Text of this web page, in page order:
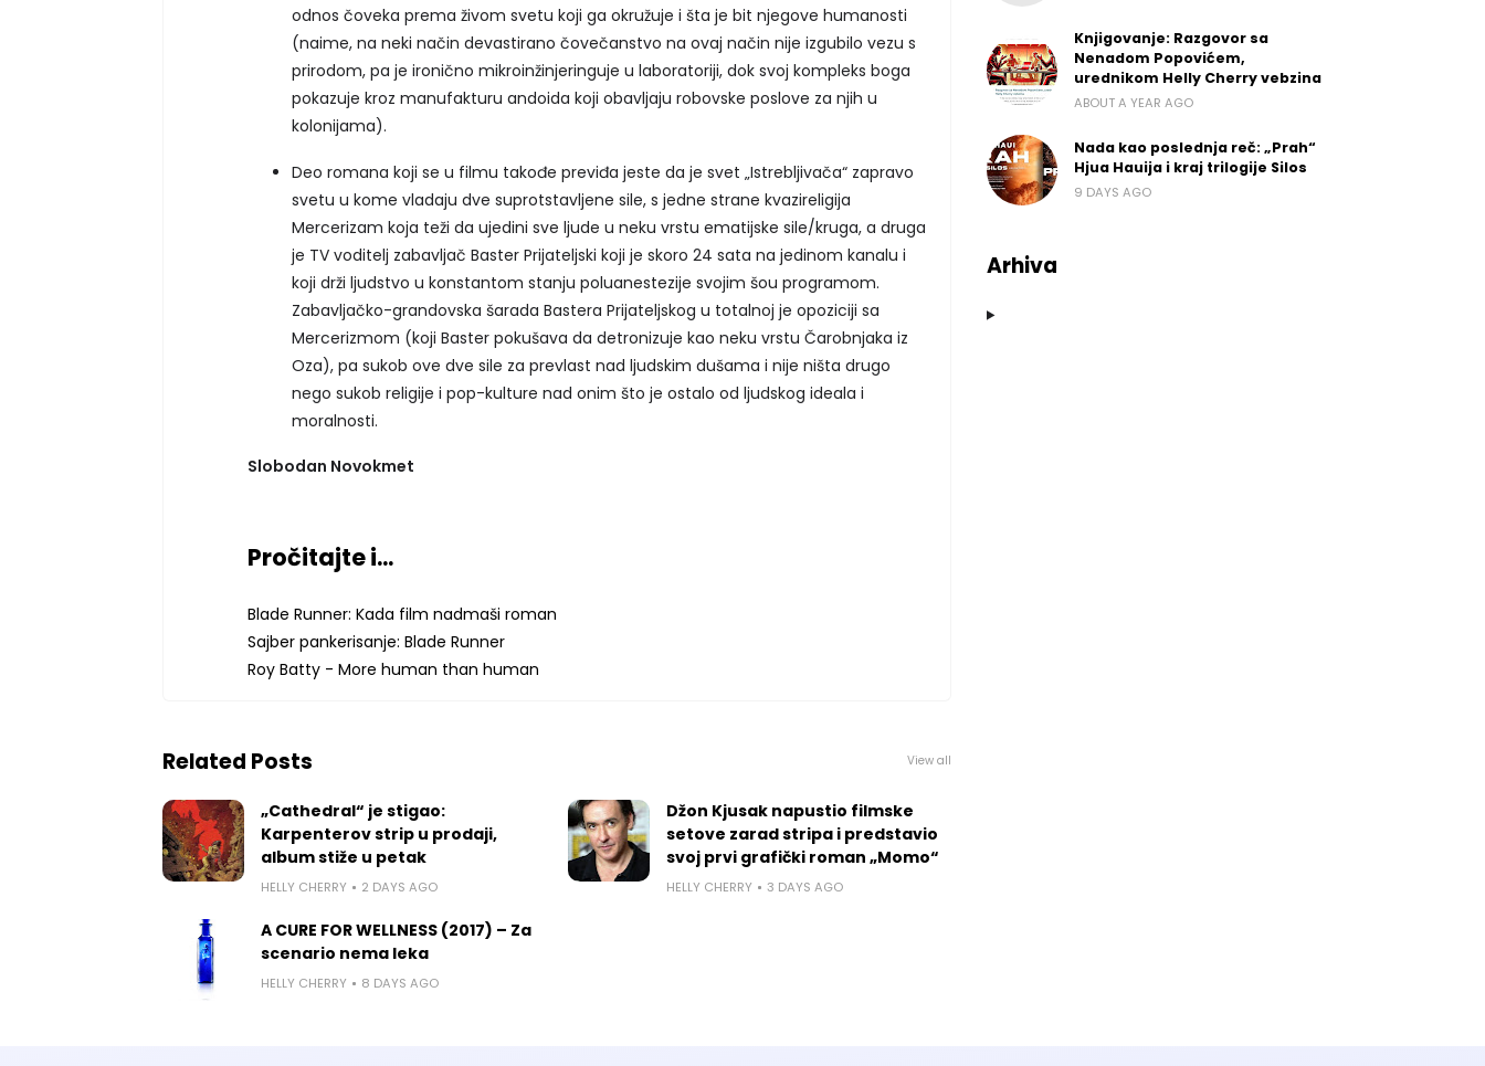
odnos čoveka prema živom svetu koji ga okružuje i šta je bit njegove humanosti
(naime, na neki način devastirano čovečanstvo na ovaj način nije izgubilo vezu s
prirodom, pa je ironično mikroinžinjeringuje u laboratoriji, dok svoj kompleks boga
pokazuje kroz manufakturu andoida koji obavljaju robovske poslove za njih u
kolonijama).
Deo romana koji se u filmu takođe previđa jeste da je svet „Istrebljivača“ zapravo
svetu u kome vladaju dve suprotstavljene sile, s jedne strane kvazireligija
Mercerizam koja teži da ujedini sve ljude u neku vrstu ematijske sile/kruga, a druga
je TV voditelj zabavljač Baster Prijateljski koji je skoro 24 sata na jedinom kanalu i
koji drži ljudstvo u konstantom stanju poluanestezije svojim šou programom.
Zabavljačko-grandovska šarada Bastera Prijateljskog u totalnoj je opoziciji sa
Mercerizmom (koji Baster pokušava da detronizuje kao neku vrstu Čarobnjaka iz
Oza), pa sukob ove dve sile za prevlast nad ljudskim dušama i nije ništa drugo
nego sukob religije i pop-kulture nad onim što je ostalo od ljudskog ideala i
moralnosti.
Slobodan Novokmet
Pročitajte i...
Blade Runner: Kada film nadmaši roman
Sajber pankerisanje: Blade Runner
Roy Batty - More human than human
Related Posts View all
„Cathedral“ je stigao:
Karpenterov strip u prodaji,
album stiže u petak
HELLY CHERRY 2 DAYS AGO
Džon Kjusak napustio filmske
setove zarad stripa i predstavio
svoj prvi grafički roman „Momo“
HELLY CHERRY 3 DAYS AGO
A CURE FOR WELLNESS (2017) – Za
scenario nema leka
HELLY CHERRY 8 DAYS AGO
Knjigovanje: Razgovor sa
Nenadom Popovićem,
urednikom Helly Cherry vebzina
ABOUT A YEAR AGO
Nada kao poslednja reč: „Prah“
Hjua Hauija i kraj trilogije Silos
9 DAYS AGO
Arhiva